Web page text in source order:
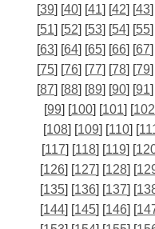
[39] [40] [41] [42] [43
[51] [52] [53] [54] [55
[63] [64] [65] [66] [67
[75] [76] [77] [78] [79
[87] [88] [89] [90] [91
[99] [100] [101] [102
[108] [109] [110] [
[117] [118] [119] [
[126] [127] [128] [
[135] [136] [137] [
[144] [145] [146] [